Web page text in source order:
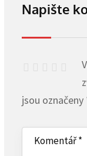
Napište
jsou označeny